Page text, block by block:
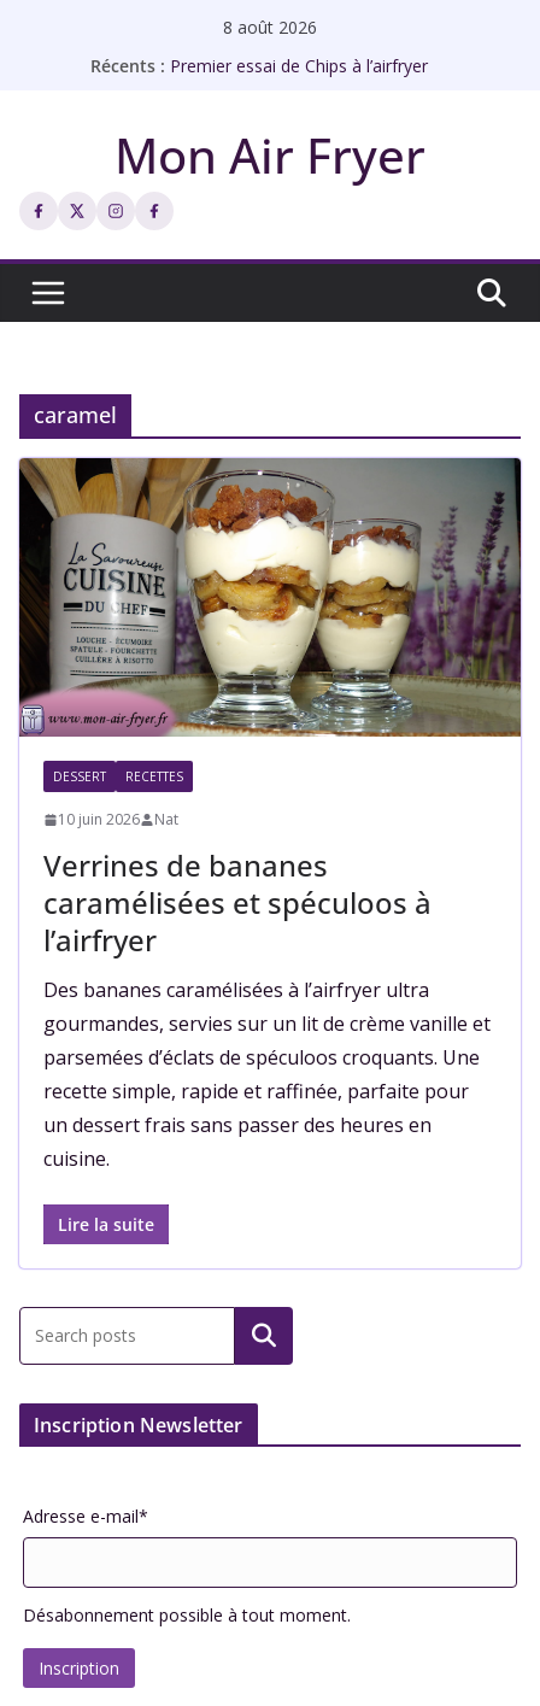
8 août 2026
Récents : Premier essai de Chips à l’airfryer
Abricots rôtis à l’airfryer
Chips de galettes à l’airfryer
Mon Air Fryer
caramel
DESSERT RECETTES
10 juin 2026 Nat
Verrines de bananes
caramélisées et spéculoos à
l’airfryer
Des bananes caramélisées à l’airfryer ultra
gourmandes, servies sur un lit de crème vanille et
parsemées d’éclats de spéculoos croquants. Une
recette simple, rapide et raffinée, parfaite pour
un dessert frais sans passer des heures en
cuisine.
Lire la suite
Inscription Newsletter
Adresse e-mail*
Désabonnement possible à tout moment.